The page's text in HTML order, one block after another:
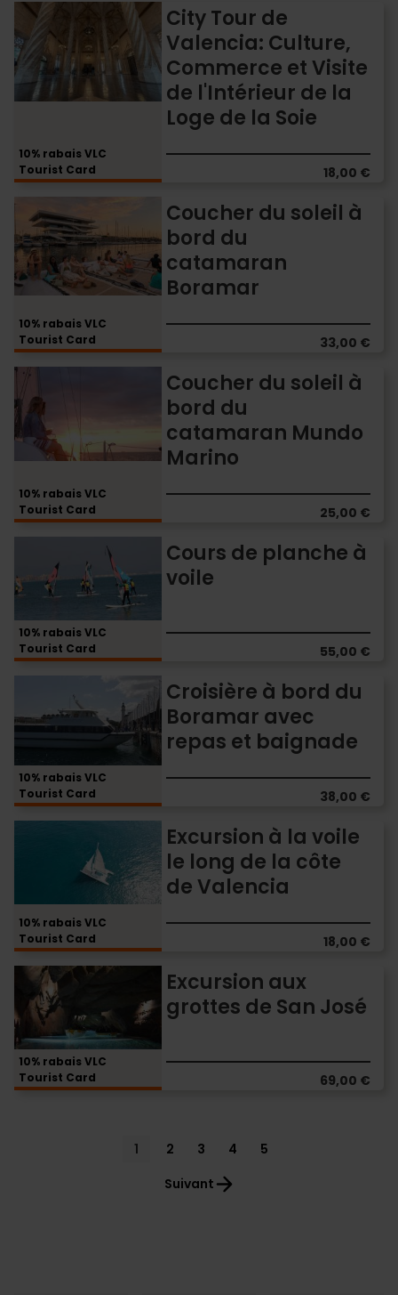
Arts
des
Sciences
10% rabais VLC
Tourist Card
City Tour de
Valencia: Culture,
Commerce et Visite
de l'Intérieur de la
Loge de la Soie
18,00 €
City
de
Valencia:
Culture,
Commerce
de
l'Intérieur
de
Loge
de
la
Soie
10% rabais VLC
Tourist Card
Coucher du soleil à
bord du
catamaran
Boramar
33,00 €
du
soleil
à
bord
du
catamaran
Boramar
10% rabais VLC
Tourist Card
Coucher du soleil à
bord du
catamaran Mundo
Marino
25,00 €
Coucher
du
soleil
bord
catamaran
Mundo
Marino
10% rabais VLC
Tourist Card
Cours de planche à
voile
55,00 €
planche
voile
10% rabais VLC
Tourist Card
Croisière à bord du
Boramar avec
repas et baignade
38,00 €
bord
avec
repas
10% rabais VLC
Tourist Card
Excursion à la voile
le long de la côte
de Valencia
18,00 €
le
long
de
côte
de
Valencia
10% rabais VLC
Tourist Card
Excursion aux
grottes de San José
69,00 €
Excursion
aux
grottes
de
San
José
Current
1 Page
2 Page
3 Page
4 Page
5
Suivant